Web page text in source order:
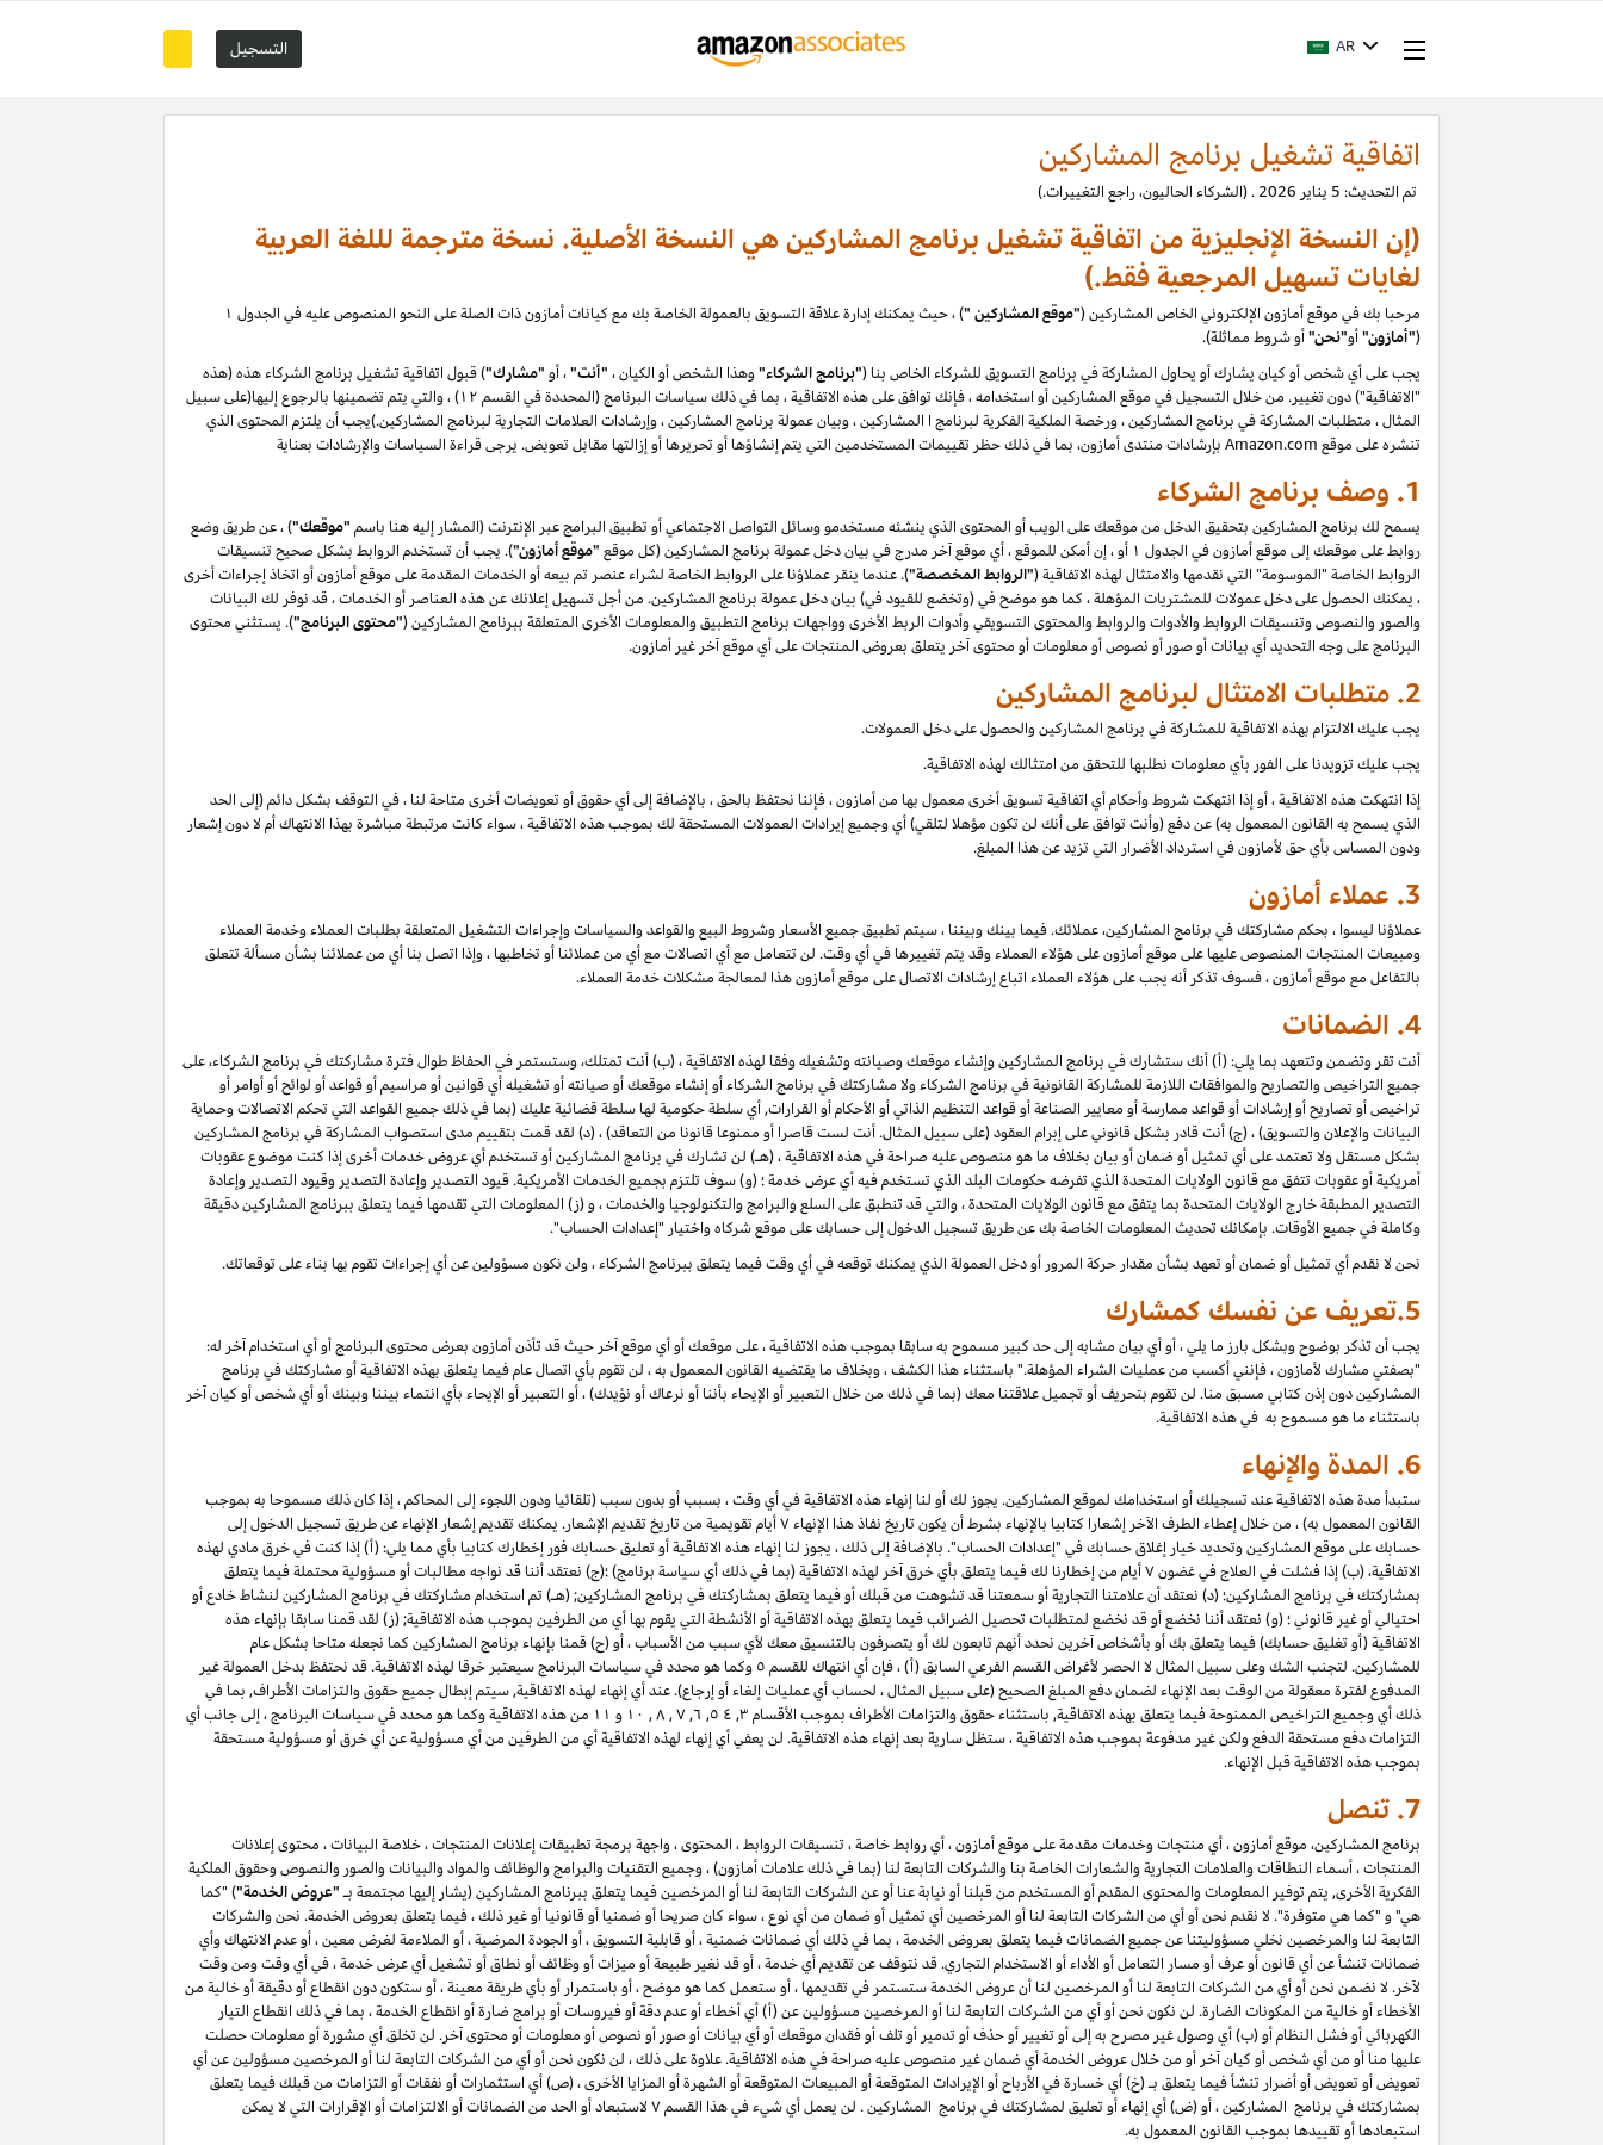
التسجيل AR
اتفاقية تشغيل برنامج المشاركين
تم التحديث: 5 يناير 2026 . (الشركاء الحاليون، راجع التغييرات.)
(إن النسخة الإنجليزية من اتفاقية تشغيل برنامج المشاركين هي النسخة الأصلية. نسخة مترجمة لللغة العربية
لغايات تسهيل المرجعية فقط.)
مرحبا بك في موقع أمازون الإلكتروني الخاص المشاركين ("موقع المشاركين "
) ، حيث يمكنك إدارة علاقة التسويق بالعمولة الخاصة بك مع كيانات أمازون ذات الصلة على النحو المنصوص عليه في الجدول ۱
(
"أمازون"أو"نحن"أو شروط مماثلة).
يجب على أي شخص أو كيان يشارك أو يحاول المشاركة في برنامج التسويق للشركاء الخاص بنا ("برنامج الشركاء"وهذا الشخص أو الكيان ، "أنت"، أو "مشارك") قبول اتفاقية تشغيل برنامج الشركاء هذه (هذه
"الاتفاقية") دون تغيير. من خلال التسجيل في موقع المشاركين أو استخدامه ، فإنك توافق على هذه الاتفاقية ، بما في ذلك سياسات البرنامج (المحددة في القسم ۱۲) ، والتي يتم تضمينها بالرجوع إليها(على سبيل
المثال ، متطلبات المشاركة في برنامج المشاركين ، ورخصة الملكية الفكرية لبرنامج ا المشاركين ، وبيان عمولة برنامج المشاركين ، وإرشادات العلامات التجارية لبرنامج المشاركين.)يجب أن يلتزم المحتوى الذي
تنشره على موقع Amazon.com بإرشادات منتدى أمازون، بما في ذلك حظر تقييمات المستخدمين التي يتم إنشاؤها أو تحريرها أو إزالتها مقابل تعويض. يرجى قراءة السياسات والإرشادات بعناية
1. وصف برنامج الشركاء
يسمح لك برنامج المشاركين بتحقيق الدخل من موقعك على الويب أو المحتوى الذي ينشئه مستخدمو وسائل التواصل الاجتماعي أو تطبيق البرامج عبر الإنترنت (المشار إليه هنا باسم "موقعك") ، عن طريق وضع
روابط على موقعك إلى موقع أمازون في الجدول ۱ أو ، إن أمكن للموقع ، أي موقع آخر مدرج في بيان دخل عمولة برنامج المشاركين (كل موقع
"موقع أمازون"). يجب أن تستخدم الروابط بشكل صحيح تنسيقات
الروابط الخاصة "الموسومة" التي نقدمها والامتثال لهذه الاتفاقية ("الروابط المخصصة"). عندما ينقر عملاؤنا على الروابط الخاصة لشراء عنصر تم بيعه أو الخدمات المقدمة على موقع أمازون أو اتخاذ إجراءات أخرى
، يمكنك الحصول على دخل عمولات للمشتريات المؤهلة ، كما هو موضح في (وتخضع للقيود في) بيان دخل عمولة برنامج المشاركين. من أجل تسهيل إعلانك عن هذه العناصر أو الخدمات ، قد نوفر لك البيانات
والصور والنصوص وتنسيقات الروابط والأدوات والروابط والمحتوى التسويقي وأدوات الربط الأخرى وواجهات برنامج التطبيق والمعلومات الأخرى المتعلقة ببرنامج المشاركين ("محتوى البرنامج"). يستثني محتوى
البرنامج على وجه التحديد أي بيانات أو صور أو نصوص أو معلومات أو محتوى آخر يتعلق بعروض المنتجات على أي موقع آخر غير أمازون.
2. متطلبات الامتثال لبرنامج المشاركين
يجب عليك الالتزام بهذه الاتفاقية للمشاركة في برنامج المشاركين والحصول على دخل العمولات.
يجب عليك تزويدنا على الفور بأي معلومات نطلبها للتحقق من امتثالك لهذه الاتفاقية.
إذا انتهكت هذه الاتفاقية ، أو إذا انتهكت شروط وأحكام أي اتفاقية تسويق أخرى معمول بها من أمازون ، فإننا نحتفظ بالحق ، بالإضافة إلى أي حقوق أو تعويضات أخرى متاحة لنا ، في التوقف بشكل دائم (إلى الحد
الذي يسمح به القانون المعمول به) عن دفع (وأنت توافق على أنك لن تكون مؤهلا لتلقي) أي وجميع إيرادات العمولات المستحقة لك بموجب هذه الاتفاقية ، سواء كانت مرتبطة مباشرة بهذا الانتهاك أم لا دون إشعار
ودون المساس بأي حق لأمازون في استرداد الأضرار التي تزيد عن هذا المبلغ.
3. عملاء أمازون
عملاؤنا ليسوا ، بحكم مشاركتك في برنامج المشاركين، عملائك. فيما بينك وبيننا ، سيتم تطبيق جميع الأسعار وشروط البيع والقواعد والسياسات وإجراءات التشغيل المتعلقة بطلبات العملاء وخدمة العملاء
ومبيعات المنتجات المنصوص عليها على موقع أمازون على هؤلاء العملاء وقد يتم تغييرها في أي وقت. لن تتعامل مع أي اتصالات مع أي من عملائنا أو تخاطبها ، وإذا اتصل بنا أي من عملائنا بشأن مسألة تتعلق
بالتفاعل مع موقع أمازون ، فسوف تذكر أنه يجب على هؤلاء العملاء اتباع إرشادات الاتصال على موقع أمازون هذا لمعالجة مشكلات خدمة العملاء.
4. الضمانات
أنت تقر وتضمن وتتعهد بما يلي: (أ) أنك ستشارك في برنامج المشاركين وإنشاء موقعك وصيانته وتشغيله وفقا لهذه الاتفاقية ، (ب) أنت تمتلك، وستستمر في الحفاظ طوال فترة مشاركتك في برنامج الشركاء، على
جميع التراخيص والتصاريح والموافقات اللازمة للمشاركة القانونية في برنامج الشركاء ولا مشاركتك في برنامج الشركاء أو إنشاء موقعك أو صيانته أو تشغيله أي قوانين أو مراسيم أو قواعد أو لوائح أو أوامر أو
تراخيص أو تصاريح أو إرشادات أو قواعد ممارسة أو معايير الصناعة أو قواعد التنظيم الذاتي أو الأحكام أو القرارات, أي سلطة حكومية لها سلطة قضائية عليك (بما في ذلك جميع القواعد التي تحكم الاتصالات وحماية
البيانات والإعلان والتسويق) ، (ج) أنت قادر بشكل قانوني على إبرام العقود (على سبيل المثال. أنت لست قاصرا أو ممنوعا قانونا من التعاقد) ، (د) لقد قمت بتقييم مدى استصواب المشاركة في برنامج المشاركين
بشكل مستقل ولا تعتمد على أي تمثيل أو ضمان أو بيان بخلاف ما هو منصوص عليه صراحة في هذه الاتفاقية ، (هـ) لن تشارك في برنامج المشاركين أو تستخدم أي عروض خدمات أخرى إذا كنت موضوع عقوبات
أمريكية أو عقوبات تتفق مع قانون الولايات المتحدة الذي تفرضه حكومات البلد الذي تستخدم فيه أي عرض خدمة ؛ (و) سوف تلتزم بجميع الخدمات الأمريكية. قيود التصدير وإعادة التصدير وقيود التصدير وإعادة
التصدير المطبقة خارج الولايات المتحدة بما يتفق مع قانون الولايات المتحدة ، والتي قد تنطبق على السلع والبرامج والتكنولوجيا والخدمات ، و (ز) المعلومات التي تقدمها فيما يتعلق ببرنامج المشاركين دقيقة
وكاملة في جميع الأوقات. بإمكانك تحديث المعلومات الخاصة بك عن طريق تسجيل الدخول إلى حسابك على موقع شركاه واختيار "إعدادات الحساب".
نحن لا نقدم أي تمثيل أو ضمان أو تعهد بشأن مقدار حركة المرور أو دخل العمولة الذي يمكنك توقعه في أي وقت فيما يتعلق ببرنامج الشركاء ، ولن نكون مسؤولين عن أي إجراءات تقوم بها بناء على توقعاتك.
5. تعريف عن نفسك كمشارك
يجب أن تذكر بوضوح وبشكل بارز ما يلي ، أو أي بيان مشابه إلى حد كبير مسموح به سابقا بموجب هذه الاتفاقية ، على موقعك أو أي موقع آخر حيث قد تأذن أمازون بعرض محتوى البرنامج أو أي استخدام آخر له:
"بصفتي مشارك لأمازون ، فإنني أكسب من عمليات الشراء المؤهلة." باستثناء هذا الكشف ، وبخلاف ما يقتضيه القانون المعمول به ، لن تقوم بأي اتصال عام فيما يتعلق بهذه الاتفاقية أو مشاركتك في برنامج
المشاركين دون إذن كتابي مسبق منا. لن تقوم بتحريف أو تجميل علاقتنا معك (بما في ذلك من خلال التعبير أو الإيحاء بأننا أو نرعاك أو نؤيدك) ، أو التعبير أو الإيحاء بأي انتماء بيننا وبينك أو أي شخص أو كيان آخر
باستثناء ما هو مسموح به في هذه الاتفاقية.
6. المدة والإنهاء
ستبدأ مدة هذه الاتفاقية عند تسجيلك أو استخدامك لموقع المشاركين. يجوز لك أو لنا إنهاء هذه الاتفاقية في أي وقت ، بسبب أو بدون سبب (تلقائيا ودون اللجوء إلى المحاكم ، إذا كان ذلك مسموحا به بموجب
القانون المعمول به) ، من خلال إعطاء الطرف الآخر إشعارا كتابيا بالإنهاء بشرط أن يكون تاريخ نفاذ هذا الإنهاء ۷ أيام تقويمية من تاريخ تقديم الإشعار. يمكنك تقديم إشعار الإنهاء عن طريق تسجيل الدخول إلى
حسابك على موقع المشاركين وتحديد خيار إغلاق حسابك في "إعدادات الحساب". بالإضافة إلى ذلك ، يجوز لنا إنهاء هذه الاتفاقية أو تعليق حسابك فور إخطارك كتابيا بأي مما يلي: (أ) إذا كنت في خرق مادي لهذه
الاتفاقية، (ب) إذا فشلت في العلاج في غضون ۷ أيام من إخطارنا لك فيما يتعلق بأي خرق آخر لهذه الاتفاقية (بما في ذلك أي سياسة برنامج) ؛(ج) نعتقد أننا قد نواجه مطالبات أو مسؤولية محتملة فيما يتعلق
بمشاركتك في برنامج المشاركين؛ (د) نعتقد أن علامتنا التجارية أو سمعتنا قد تشوهت من قبلك أو فيما يتعلق بمشاركتك في برنامج المشاركين; (هـ) تم استخدام مشاركتك في برنامج المشاركين لنشاط خادع أو
احتيالي أو غير قانوني ؛ (و) نعتقد أننا نخضع أو قد نخضع لمتطلبات تحصيل الضرائب فيما يتعلق بهذه الاتفاقية أو الأنشطة التي يقوم بها أي من الطرفين بموجب هذه الاتفاقية; (ز) لقد قمنا سابقا بإنهاء هذه
الاتفاقية (أو تغليق حسابك) فيما يتعلق بك أو بأشخاص آخرين نحدد أنهم تابعون لك أو يتصرفون بالتنسيق معك لأي سبب من الأسباب ، أو (ح) قمنا بإنهاء برنامج المشاركين كما نجعله متاحا بشكل عام
للمشاركين. لتجنب الشك وعلى سبيل المثال لا الحصر لأغراض القسم الفرعي السابق (أ) ، فإن أي انتهاك للقسم ٥ وكما هو محدد في سياسات البرنامج سيعتبر خرقا لهذه الاتفاقية. قد نحتفظ بدخل العمولة غير
المدفوع لفترة معقولة من الوقت بعد الإنهاء لضمان دفع المبلغ الصحيح (على سبيل المثال ، لحساب أي عمليات إلغاء أو إرجاع). عند أي إنهاء لهذه الاتفاقية, سيتم إبطال جميع حقوق والتزامات الأطراف, بما في
ذلك أي وجميع التراخيص الممنوحة فيما يتعلق بهذه الاتفاقية, باستثناء حقوق والتزامات الأطراف بموجب الأقسام ۳, ٤ ٥, ٦, ۷ , ۸ , ۱۰ و ۱۱ من هذه الاتفاقية وكما هو محدد في سياسات البرنامج ، إلى جانب أي
التزامات دفع مستحقة الدفع ولكن غير مدفوعة بموجب هذه الاتفاقية ، ستظل سارية بعد إنهاء هذه الاتفاقية. لن يعفي أي إنهاء لهذه الاتفاقية أي من الطرفين من أي مسؤولية عن أي خرق أو مسؤولية مستحقة
بموجب هذه الاتفاقية قبل الإنهاء.
7. تنصل
برنامج المشاركين، موقع أمازون ، أي منتجات وخدمات مقدمة على موقع أمازون ، أي روابط خاصة ، تنسيقات الروابط ، المحتوى ، واجهة برمجة تطبيقات إعلانات المنتجات ، خلاصة البيانات ، محتوى إعلانات
المنتجات ، أسماء النطاقات والعلامات التجارية والشعارات الخاصة بنا والشركات التابعة لنا (بما في ذلك علامات أمازون) ، وجميع التقنيات والبرامج والوظائف والمواد والبيانات والصور والنصوص وحقوق الملكية
الفكرية الأخرى, يتم توفير المعلومات والمحتوى المقدم أو المستخدم من قبلنا أو نيابة عنا أو عن الشركات التابعة لنا أو المرخصين فيما يتعلق ببرنامج المشاركين (يشار إليها مجتمعة بـ"عروض الخدمة") "كما
هي" و "كما هي متوفرة". لا نقدم نحن أو أي من الشركات التابعة لنا أو المرخصين أي تمثيل أو ضمان من أي نوع ، سواء كان صريحا أو ضمنيا أو قانونيا أو غير ذلك ، فيما يتعلق بعروض الخدمة. نحن والشركات
التابعة لنا والمرخصين نخلي مسؤوليتنا عن جميع الضمانات فيما يتعلق بعروض الخدمة ، بما في ذلك أي ضمانات ضمنية ، أو قابلية التسويق ، أو الجودة المرضية ، أو الملاءمة لغرض معين ، أو عدم الانتهاك وأي
ضمانات تنشأ عن أي قانون أو عرف أو مسار التعامل أو الأداء أو الاستخدام التجاري. قد نتوقف عن تقديم أي خدمة ، أو قد نغير طبيعة أو ميزات أو وظائف أو نطاق أو تشغيل أي عرض خدمة ، في أي وقت ومن وقت
لآخر. لا نضمن نحن أو أي من الشركات التابعة لنا أو المرخصين لنا أن عروض الخدمة ستستمر في تقديمها ، أو ستعمل كما هو موضح ، أو باستمرار أو بأي طريقة معينة ، أو ستكون دون انقطاع أو دقيقة أو خالية من
الأخطاء أو خالية من المكونات الضارة. لن نكون نحن أو أي من الشركات التابعة لنا أو المرخصين مسؤولين عن (أ) أي أخطاء أو عدم دقة أو فيروسات أو برامج ضارة أو انقطاع الخدمة ، بما في ذلك انقطاع التيار
الكهربائي أو فشل النظام أو (ب) أي وصول غير مصرح به إلى أو تغيير أو حذف أو تدمير أو تلف أو فقدان موقعك أو أي بيانات أو صور أو نصوص أو معلومات أو محتوى آخر. لن تخلق أي مشورة أو معلومات حصلت
عليها منا أو من أي شخص أو كيان آخر أو من خلال عروض الخدمة أي ضمان غير منصوص عليه صراحة في هذه الاتفاقية. علاوة على ذلك ، لن نكون نحن أو أي من الشركات التابعة لنا أو المرخصين مسؤولين عن أي
تعويض أو تعويض أو أضرار تنشأ فيما يتعلق بـ (خ) أي خسارة في الأرباح أو الإيرادات المتوقعة أو المبيعات المتوقعة أو الشهرة أو المزايا الأخرى ، (ص) أي استثمارات أو نفقات أو التزامات من قبلك فيما يتعلق
بمشاركتك في برنامج المشاركين ، أو (ض) أي إنهاء أو تعليق لمشاركتك في برنامج المشاركين . لن يعمل أي شيء في هذا القسم ۷ لاستبعاد أو الحد من الضمانات أو الالتزامات أو الإقرارات التي لا يمكن
استبعادها أو تقييدها بموجب القانون المعمول به.